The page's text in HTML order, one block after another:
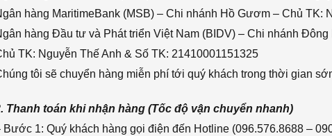
hàng MaritimeBank (MSB) – Chi nhánh Hồ Gươm – Chủ TK:
hàng Đầu tư và Phát triển Việt Nam (BIDV) – Chi nhánh Đông
TK: Nguyễn Thế Anh & Số TK: 21410001151325
tôi sẽ chuyển hàng miễn phí tới quý khách trong thời gian
Thanh toán khi nhận hàng (Tốc độ vận chuyển nhanh)
Bước 1: Quý khách hàng gọi điện đến Hotline (096.576.8688 –